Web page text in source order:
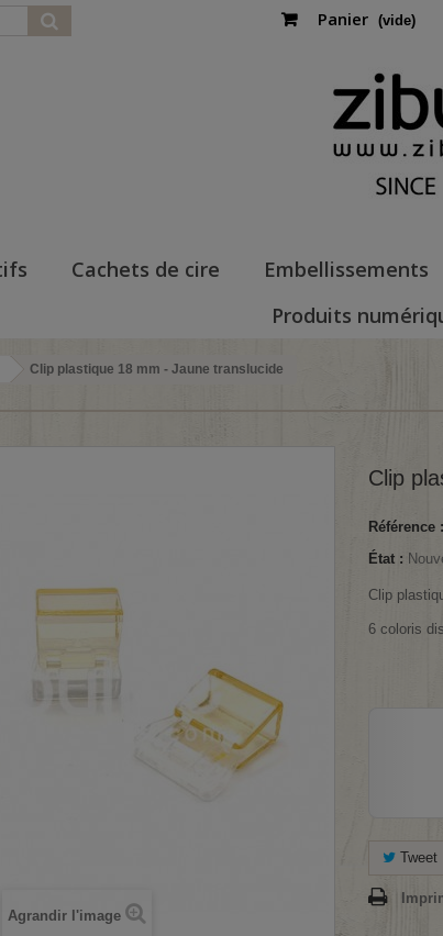
Panier (vide)
Cachets de cire Embellissements
Produits
Clip plastique 18 mm - Jaune translucide
Agrandir l'image
Clip
Référence :
État :
Clip
6 coloris
Tweet